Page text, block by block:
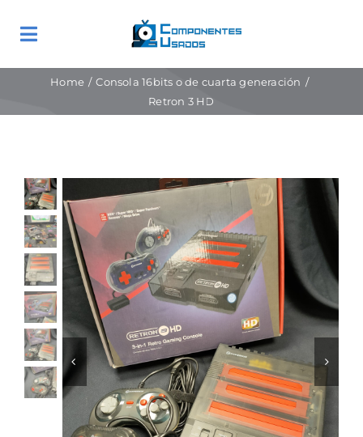
Toggle
Navigation
Contáctanos
¿Quiénes Somos?
La Tienda – en venta!
Exposición
Servicios
Home
Consola 16bits o de cuarta generación
Retron 3 HD